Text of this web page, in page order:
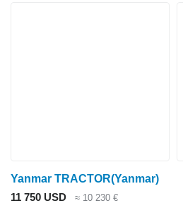
Yanmar TRACTOR(Yanmar)
11 750 USD
≈ 10 230 €